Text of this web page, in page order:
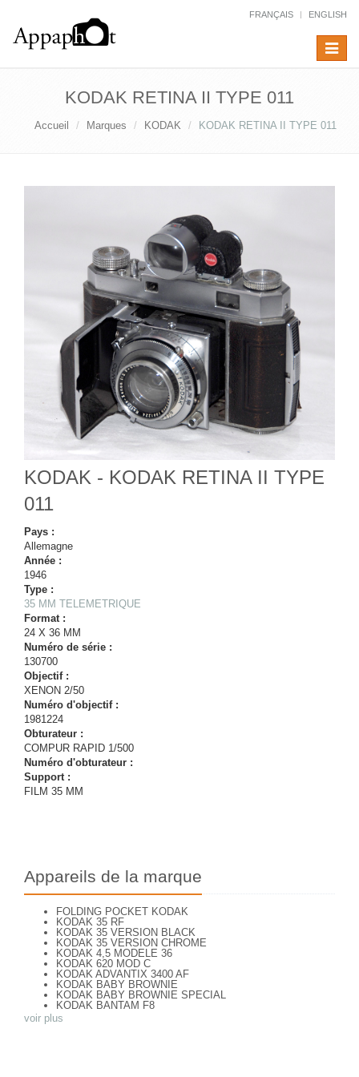
FRANÇAIS ENGLISH
Toggle
KODAK RETINA II TYPE 011
Accueil Marques KODAK KODAK RETINA II TYPE 011
KODAK - KODAK RETINA II TYPE
011
Pays :
Allemagne
Année :
1946
Type :
35 MM TELEMETRIQUE
Format :
24 X 36 MM
Numéro de série :
130700
Objectif :
XENON 2/50
Numéro d'objectif :
1981224
Obturateur :
COMPUR RAPID 1/500
Numéro d'obturateur :
Support :
FILM 35 MM
Appareils de la marque
FOLDING POCKET KODAK
KODAK 35 RF
KODAK 35 VERSION BLACK
KODAK 35 VERSION CHROME
KODAK 4,5 MODELE 36
KODAK 620 MOD C
KODAK ADVANTIX 3400 AF
KODAK BABY BROWNIE
KODAK BABY BROWNIE SPECIAL
KODAK BANTAM F8
KODAK BANTAM SPECIAL (Déco)
voir plus